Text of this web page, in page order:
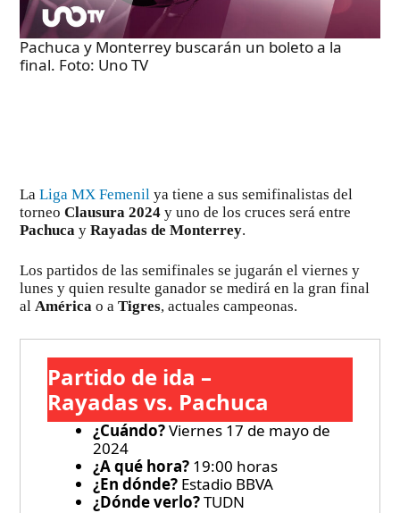
Pachuca y Monterrey buscarán un boleto a la
final. Foto: Uno TV
LaLiga MX Femenil ya tiene a sus semifinalistas del
torneo Clausura 2024 y uno de los cruces será entre
Pachuca yRayadas de Monterrey.
Los partidos de las semifinales se jugarán el viernes y
lunes y quien resulte ganador se medirá en la gran final
alAmérica o aTigres, actuales campeonas.
Partido de ida –
Rayadas vs. Pachuca
¿Cuándo?Viernes 17 de mayo de
2024
¿A qué hora? 19:00 horas
¿En dónde? Estadio BBVA
¿Dónde verlo?TUDN